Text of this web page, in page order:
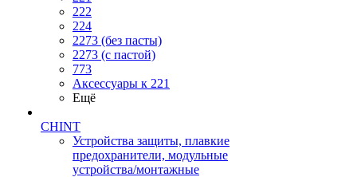
222
224
2273 (без пасты)
2273 (с пастой)
773
Аксессуары к 221
Ещё
CHINT
Устройства защиты, плавкие
предохранители, модульные
устройства/монтажные